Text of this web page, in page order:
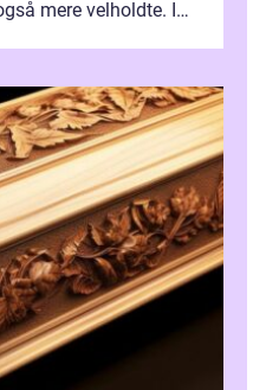
mere velholdte. I